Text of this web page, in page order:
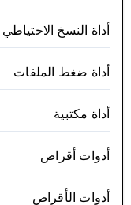
أداة النسخ الاحتياطي
أداة ضغط الملفات
أداة مكتبية
أدوات أقراص
أدوات الأقراص